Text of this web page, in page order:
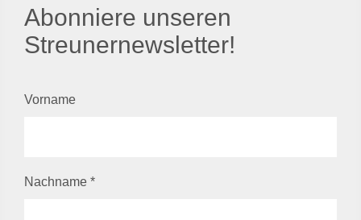
Abonniere unseren
Streunernewsletter!
Vorname
Nachname *